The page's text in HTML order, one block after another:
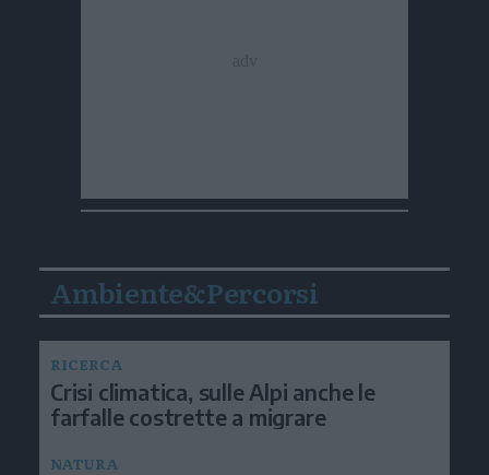
Ambiente&Percorsi
RICERCA
Crisi climatica, sulle Alpi anche le
farfalle costrette a migrare
NATURA